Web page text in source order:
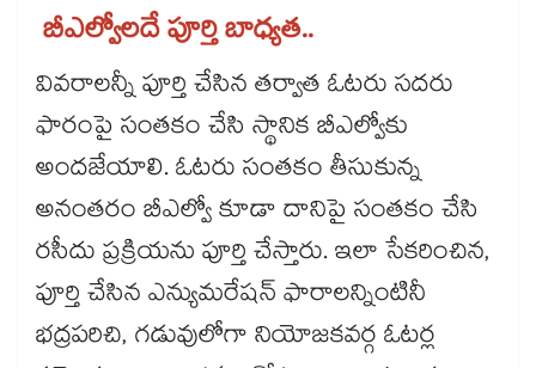
బీఎల్వోలదే పూర్తి బాధ్యత..
వివరాలన్నీ పూర్తి చేసిన తర్వాత ఓటరు సదరు
ఫారంపై సంతకం చేసి స్థానిక బీఎల్వోకు
అందజేయాలి. ఓటరు సంతకం తీసుకున్న
అనంతరం బీఎల్వో కూడా దానిపై సంతకం చేసి
రసీదు ప్రక్రియను పూర్తి చేస్తారు. ఇలా సేకరించిన,
పూర్తి చేసిన ఎన్యుమరేషన్ ఫారాలన్నింటినీ
భద్రపరిచి, గడువులోగా నియోజకవర్గ ఓటర్ల